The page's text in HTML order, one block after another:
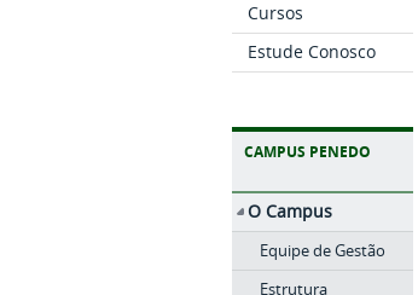
Cursos
Estude Conosco
CAMPUS PENEDO
O Campus
Equipe de Gestão
Estrutura